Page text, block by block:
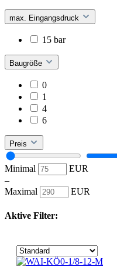
max. Eingangsdruck
15 bar
Baugröße
0
1
4
6
Preis
Minimal
EUR
–
Maximal
EUR
Aktive Filter: